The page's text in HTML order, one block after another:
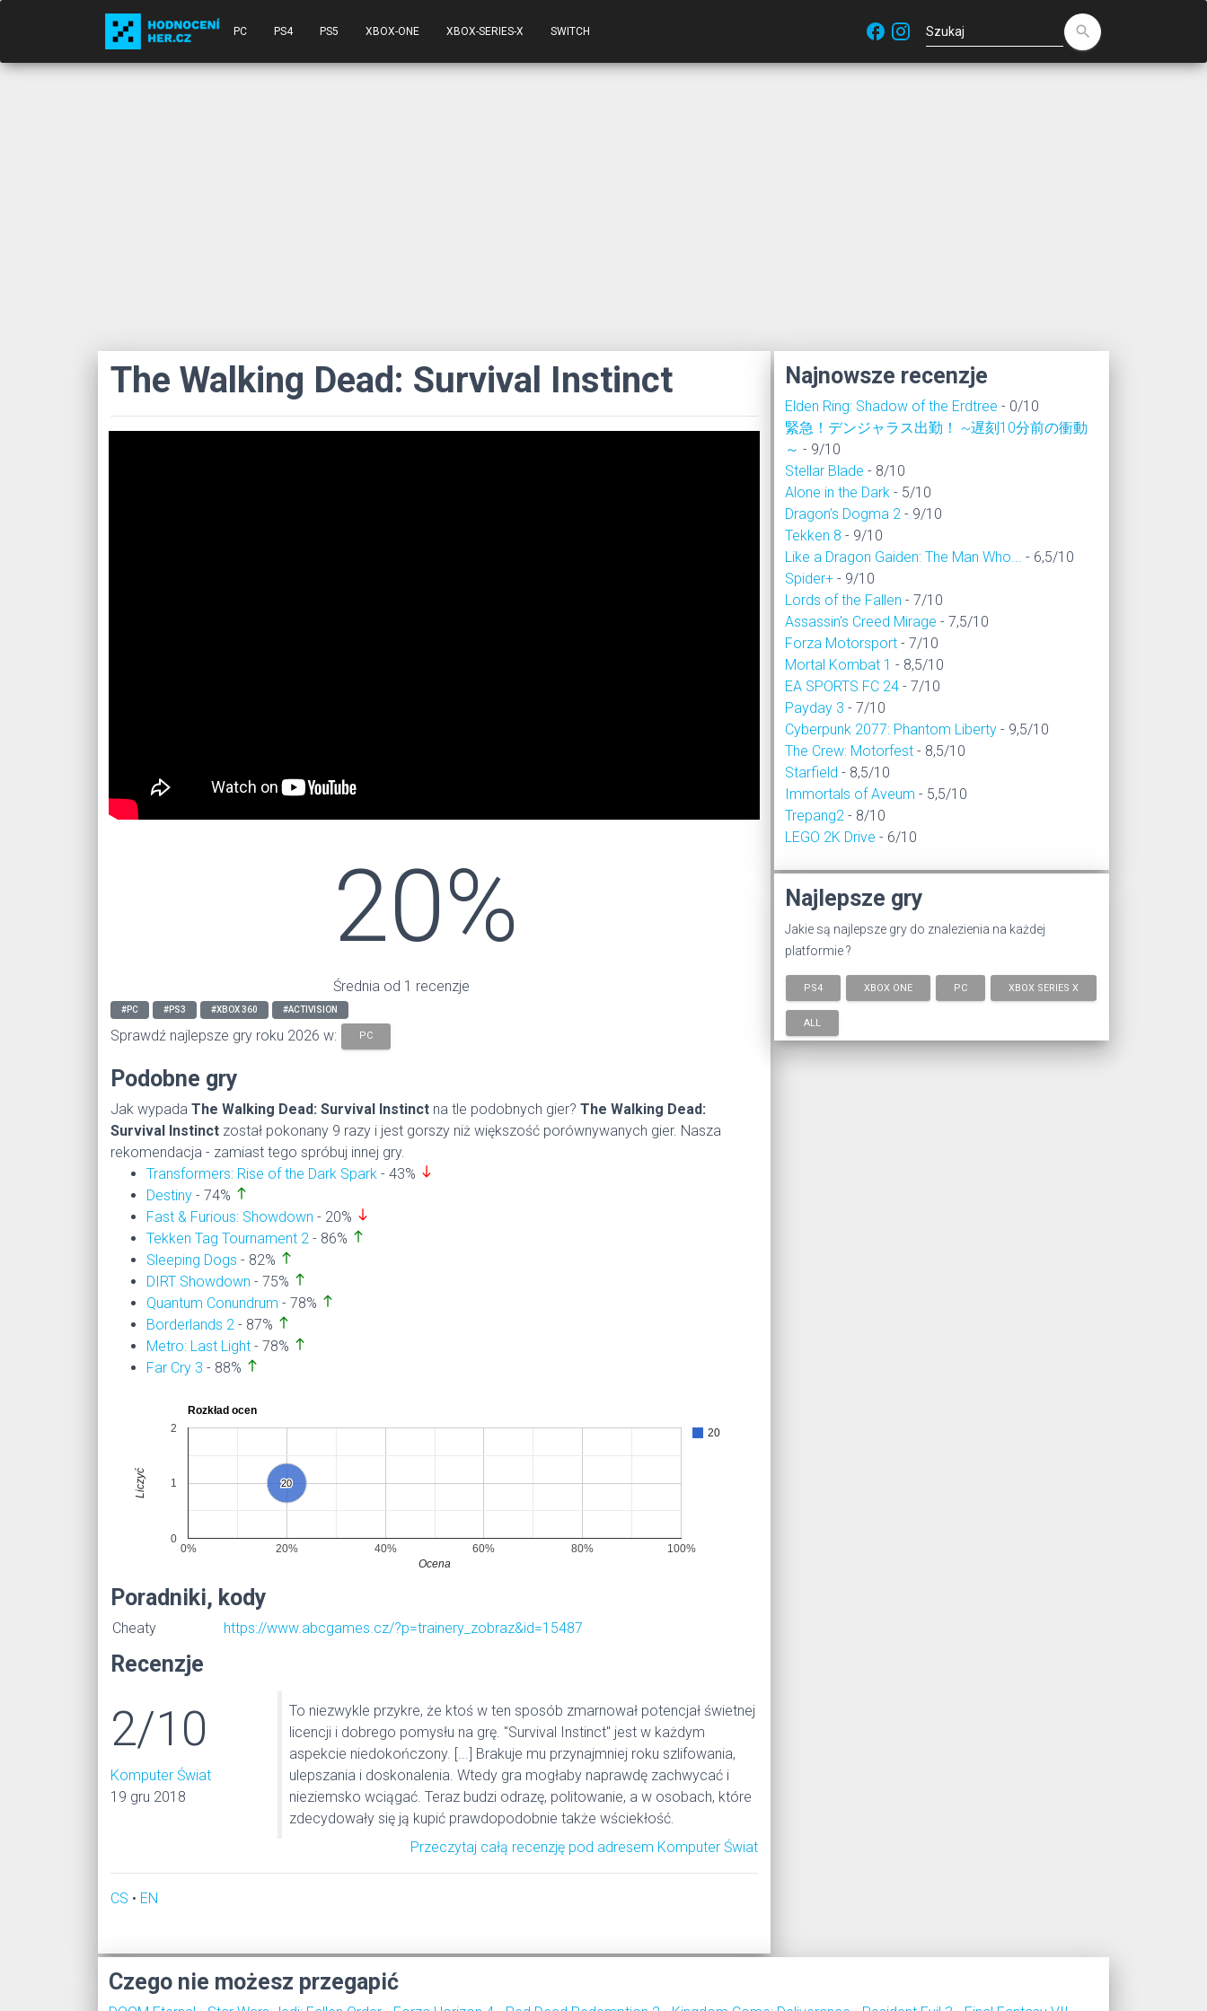
PC PS4 PS5 XBOX-ONE XBOX-SERIES-X SWITCH facebook search
The Walking Dead: Survival Instinct
20%
Średnia od 1 recenzje
#PC #PS3 #XBOX 360 #ACTIVISION
Sprawdź najlepsze gry roku 2026 w: PC
Podobne gry
Jak wypada The Walking Dead: Survival Instinct na tle podobnych gier? The Walking Dead:
Survival Instinct został pokonany 9 razy i jest gorszy niż większość porównywanych gier. Nasza
rekomendacja - zamiast tego spróbuj innej gry.
Transformers: Rise of the Dark Spark - 43% south
Destiny - 74% north
Fast & Furious: Showdown - 20% south
Tekken Tag Tournament 2 - 86% north
Sleeping Dogs - 82% north
DIRT Showdown - 75% north
Quantum Conundrum - 78% north
Borderlands 2 - 87% north
Metro: Last Light - 78% north
Far Cry 3 - 88% north
Rozkład ocen
20
20
20
0% 20% 40% 60% 80% 100%
0
1
2
Ocena
Liczyć
Poradniki, kody
Cheaty https://www.abcgames.cz/?p=trainery_zobraz&id=15487
Recenzje
2/10
Komputer Świat
19 gru 2018
To niezwykle przykre, że ktoś w ten sposób zmarnował potencjał świetnej
licencji i dobrego pomysłu na grę. "Survival Instinct" jest w każdym
aspekcie niedokończony. [...] Brakuje mu przynajmniej roku szlifowania,
ulepszania i doskonalenia. Wtedy gra mogłaby naprawdę zachwycać i
nieziemsko wciągać. Teraz budzi odrazę, politowanie, a w osobach, które
zdecydowały się ją kupić prawdopodobnie także wściekłość.
Przeczytaj całą recenzję pod adresem Komputer Świat
CS • EN
Najnowsze recenzje
Elden Ring: Shadow of the Erdtree - 0/10
緊急！デンジャラス出勤！ ~遅刻10分前の衝動
～ - 9/10
Stellar Blade - 8/10
Alone in the Dark - 5/10
Dragon’s Dogma 2 - 9/10
Tekken 8 - 9/10
Like a Dragon Gaiden: The Man Who... - 6,5/10
Spider+ - 9/10
Lords of the Fallen - 7/10
Assassin's Creed Mirage - 7,5/10
Forza Motorsport - 7/10
Mortal Kombat 1 - 8,5/10
EA SPORTS FC 24 - 7/10
Payday 3 - 7/10
Cyberpunk 2077: Phantom Liberty - 9,5/10
The Crew: Motorfest - 8,5/10
Starfield - 8,5/10
Immortals of Aveum - 5,5/10
Trepang2 - 8/10
LEGO 2K Drive - 6/10
Najlepsze gry
Jakie są najlepsze gry do znalezienia na każdej
platformie ?
PS4 XBOX ONE PC XBOX SERIES X
ALL
Czego nie możesz przegapić